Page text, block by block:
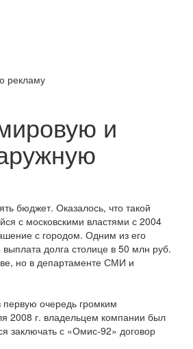
рекламу
и
бюджет. Оказалось, что такой
с московскими властями с 2004
с городом. Одним из его
долга столице в 50 млн руб.
но в департаменте СМИ и
очередь громким
2008 г. владельцем компании был
заключать с «Омис-92» договор